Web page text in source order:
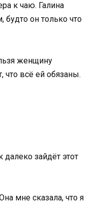
к чаю. Галина
он только что
женщину
что всё ей обязаны.
зайдёт этот
мне сказала, что я